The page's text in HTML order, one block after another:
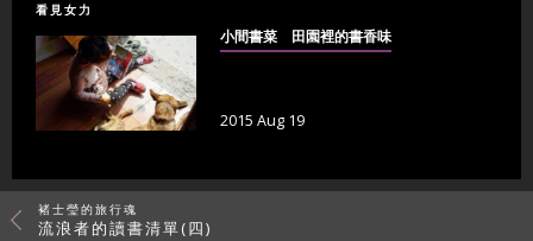
看見女力
小間書菜 田園裡的書香味
2015 Aug 19
褚士瑩的旅行魂
流浪者的讀書清單(四)